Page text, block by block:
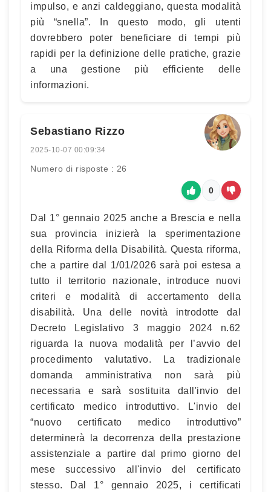
impulso, e anzi caldeggiano, questa modalità
più “snella”. In questo modo, gli utenti
dovrebbero poter beneficiare di tempi più
rapidi per la definizione delle pratiche, grazie
a una gestione più efficiente delle
informazioni.
Sebastiano Rizzo
2025-10-07 00:09:34
Numero di risposte : 26
0
Dal 1° gennaio 2025 anche a Brescia e nella
sua provincia inizierà la sperimentazione
della Riforma della Disabilità. Questa riforma,
che a partire dal 1/01/2026 sarà poi estesa a
tutto il territorio nazionale, introduce nuovi
criteri e modalità di accertamento della
disabilità. Una delle novità introdotte dal
Decreto Legislativo 3 maggio 2024 n.62
riguarda la nuova modalità per l’avvio del
procedimento valutativo. La tradizionale
domanda amministrativa non sarà più
necessaria e sarà sostituita dall'invio del
certificato medico introduttivo. L'invio del
“nuovo certificato medico introduttivo”
determinerà la decorrenza della prestazione
assistenziale a partire dal primo giorno del
mese successivo all'invio del certificato
stesso. Dal 1° gennaio 2025, i certificati